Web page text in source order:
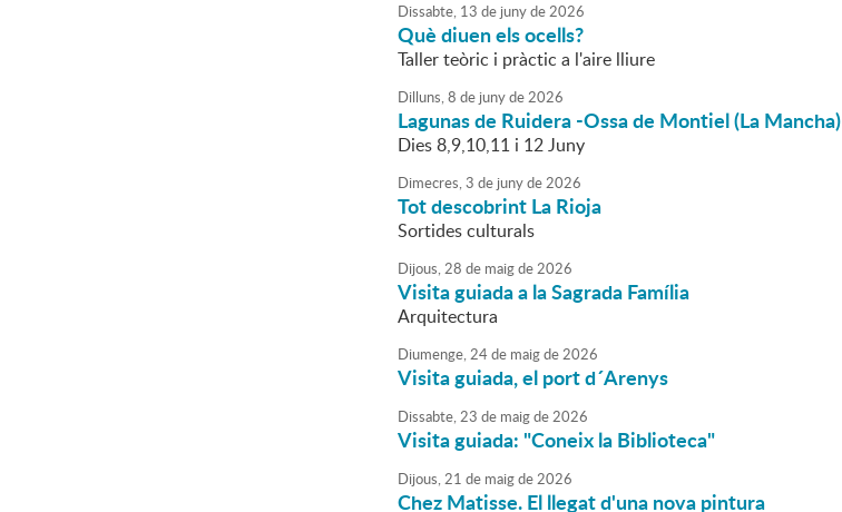
Dissabte, 13 de junyde2026
Què diuen els ocells?
Taller teòric i pràctic a l'aire lliure
Dilluns,8 de junyde2026
Lagunas de Ruidera -Ossa de Montiel (La Mancha)
Dies 8,9,10,11 i 12 Juny
Dimecres,3 de junyde2026
Tot descobrint La Rioja
Sortides culturals
Dijous,28 de maigde2026
Visita guiada a la Sagrada Família
Arquitectura
Diumenge,24de maigde2026
Visita guiada, el port d´Arenys
Dissabte,23 de maigde2026
Visita guiada: "Coneix la Biblioteca"
Dijous,21 de maigde2026
Chez Matisse. El llegat d'una nova pintura